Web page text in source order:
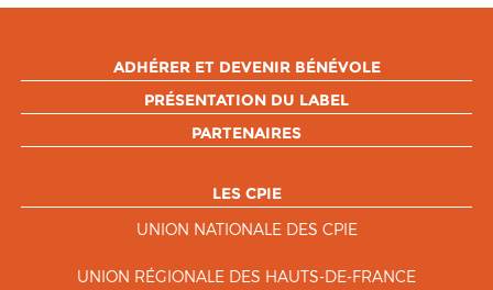
ADHÉRER ET DEVENIR BÉNÉVOLE
PRÉSENTATION DU LABEL
PARTENAIRES
LES CPIE
UNION NATIONALE DES CPIE
UNION RÉGIONALE DES HAUTS-DE-FRANCE